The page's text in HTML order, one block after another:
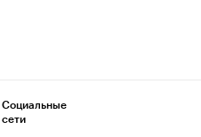
Социальные
сети